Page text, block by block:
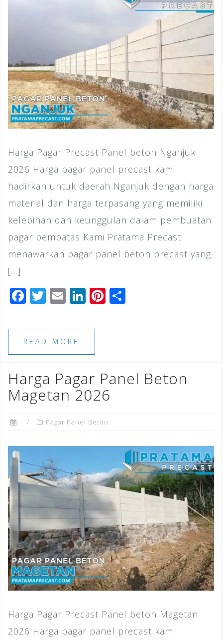
Harga Pagar Precast Panel beton Nganjuk
2026 Harga pagar panel precast kami
hadirkan untuk daerah Nganjuk dengan harga
material dan harga terpasang yang memiliki
kelebihan dan keunggulan dalam pembuatan
pagar pembatas Kami Pratama Precast
menawarkan pagar panel beton precast yang
[…]
F
c
e
b
o
o
k
T
tt
e
r
E
ai
l
Li
k
dI
n
Pi
st
READ MORE
Harga Pagar Panel Beton
Magetan 2026
Pagar Panel Beton
Harga Pagar Precast Panel beton Magetan
2026 Harga pagar panel precast kami